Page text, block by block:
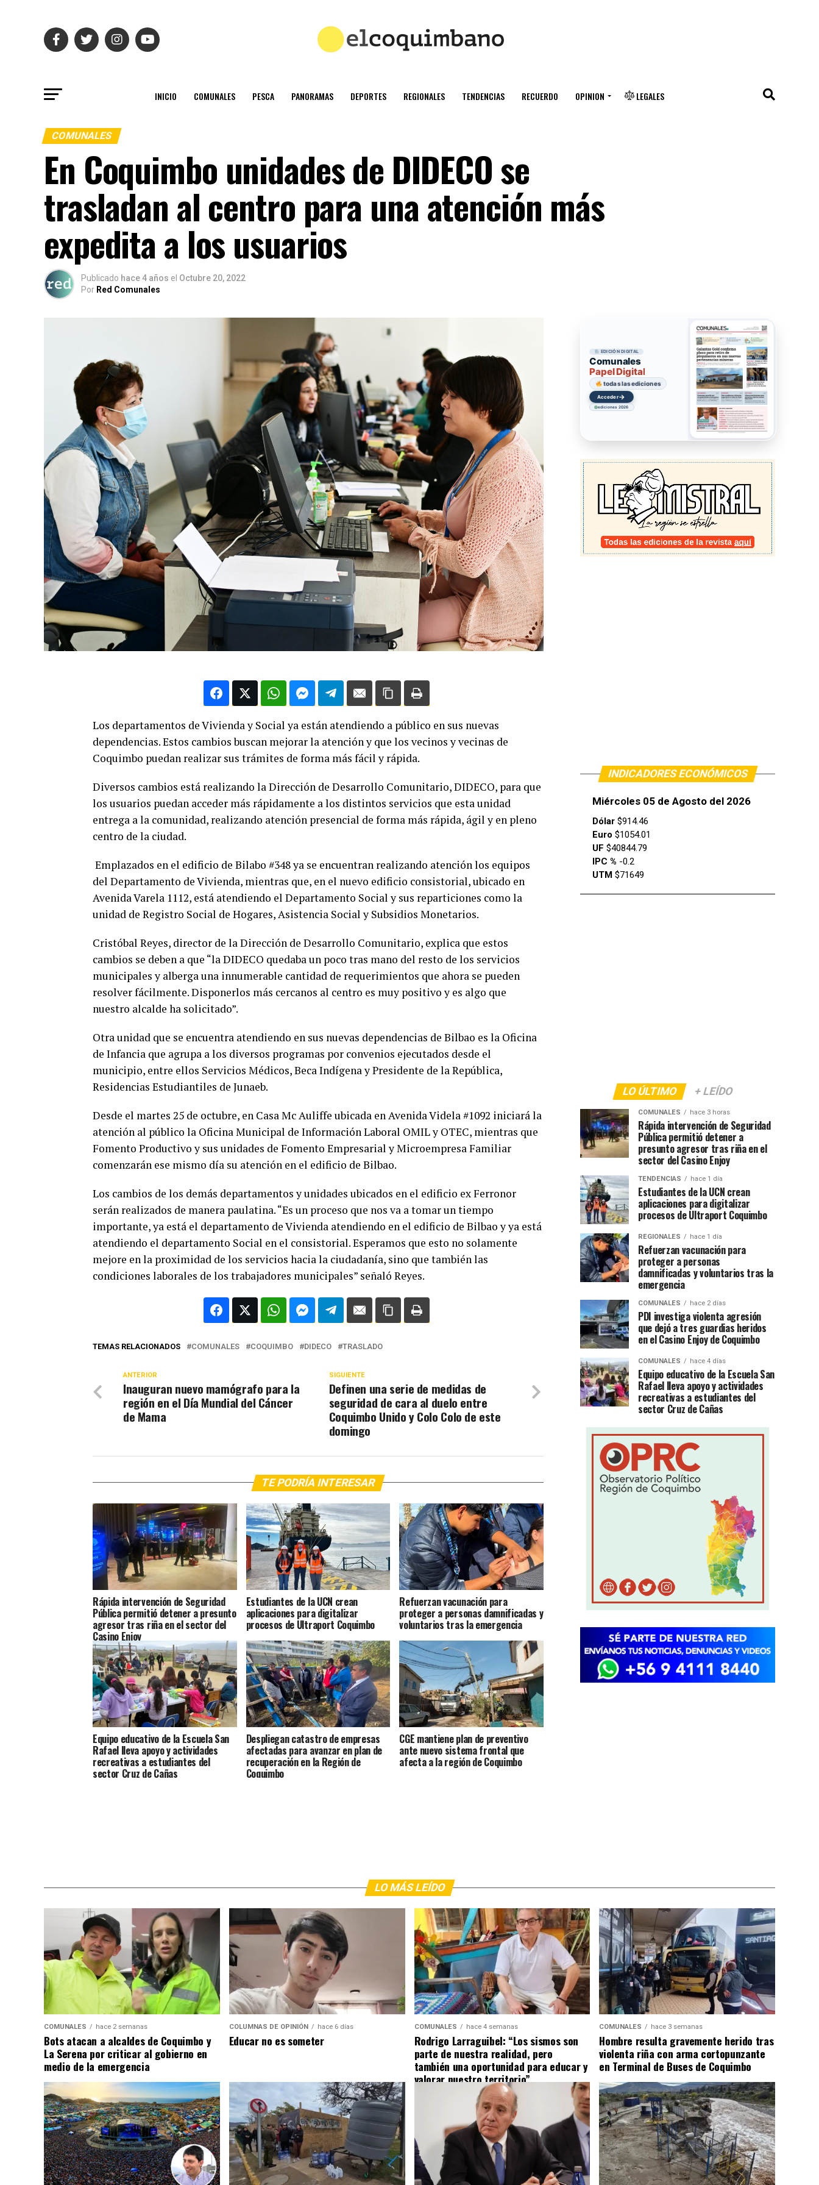
INICIO COMUNALES PESCA PANORAMAS DEPORTES REGIONALES TENDENCIAS RECUERDO OPINION LEGALES
COMUNALES
En Coquimbo unidades de DIDECO se
trasladan al centro para una atención más
expedita a los usuarios
Publicado hace 4 años el Octubre 20, 2022
Por Red Comunales
Los departamentos de Vivienda y Social ya están atendiendo a público en sus nuevas
dependencias. Estos cambios buscan mejorar la atención y que los vecinos y vecinas de
Coquimbo puedan realizar sus trámites de forma más fácil y rápida.
Diversos cambios está realizando la Dirección de Desarrollo Comunitario, DIDECO, para que
los usuarios puedan acceder más rápidamente a los distintos servicios que esta unidad
entrega a la comunidad, realizando atención presencial de forma más rápida, ágil y en pleno
centro de la ciudad.
Emplazados en el edificio de Bilabo #348 ya se encuentran realizando atención los equipos
del Departamento de Vivienda, mientras que, en el nuevo edificio consistorial, ubicado en
Avenida Varela 1112, está atendiendo el Departamento Social y sus reparticiones como la
unidad de Registro Social de Hogares, Asistencia Social y Subsidios Monetarios.
Cristóbal Reyes, director de la Dirección de Desarrollo Comunitario, explica que estos
cambios se deben a que “la DIDECO quedaba un poco tras mano del resto de los servicios
municipales y alberga una innumerable cantidad de requerimientos que ahora se pueden
resolver fácilmente. Disponerlos más cercanos al centro es muy positivo y es algo que
nuestro alcalde ha solicitado”.
Otra unidad que se encuentra atendiendo en sus nuevas dependencias de Bilbao es la Oficina
de Infancia que agrupa a los diversos programas por convenios ejecutados desde el
municipio, entre ellos Servicios Médicos, Beca Indígena y Presidente de la República,
Residencias Estudiantiles de Junaeb.
Desde el martes 25 de octubre, en Casa Mc Auliffe ubicada en Avenida Videla #1092 iniciará la
atención al público la Oficina Municipal de Información Laboral OMIL y OTEC, mientras que
Fomento Productivo y sus unidades de Fomento Empresarial y Microempresa Familiar
comenzarán ese mismo día su atención en el edificio de Bilbao.
Los cambios de los demás departamentos y unidades ubicados en el edificio ex Ferronor
serán realizados de manera paulatina. “Es un proceso que nos va a tomar un tiempo
importante, ya está el departamento de Vivienda atendiendo en el edificio de Bilbao y ya está
atendiendo el departamento Social en el consistorial. Esperamos que esto no solamente
mejore en la proximidad de los servicios hacia la ciudadanía, sino que también las
condiciones laborales de los trabajadores municipales” señaló Reyes.
TEMAS RELACIONADOS COMUNALES COQUIMBO DIDECO TRASLADO
SIGUIENTE
Definen una serie de medidas de
seguridad de cara al duelo entre
Coquimbo Unido y Colo Colo de este
domingo
ANTERIOR
Inauguran nuevo mamógrafo para la
región en el Día Mundial del Cáncer
de Mama
TE PODRÍA INTERESAR
Rápida intervención de Seguridad
Pública permitió detener a presunto
agresor tras riña en el sector del
Casino Enjoy
Estudiantes de la UCN crean
aplicaciones para digitalizar
procesos de Ultraport Coquimbo
Refuerzan vacunación para
proteger a personas damnificadas y
voluntarios tras la emergencia
Equipo educativo de la Escuela San
Rafael lleva apoyo y actividades
recreativas a estudiantes del
sector Cruz de Cañas
Despliegan catastro de empresas
afectadas para avanzar en plan de
recuperación en la Región de
Coquimbo
CGE mantiene plan de preventivo
ante nuevo sistema frontal que
afecta a la región de Coquimbo
EDICIÓN DIGITAL
Comunales
Papel Digital
todas las ediciones
Acceder→
ediciones 2026
INDICADORES ECONÓMICOS
Miércoles 05 de Agosto del 2026
Dólar $914.46
Euro $1054.01
UF $40844.79
IPC % -0.2
UTM $71649
LO ÚLTIMO + LEÍDO
COMUNALES hace 3 horas
Rápida intervención de Seguridad
Pública permitió detener a
presunto agresor tras riña en el
sector del Casino Enjoy
TENDENCIAS hace 1 día
Estudiantes de la UCN crean
aplicaciones para digitalizar
procesos de Ultraport Coquimbo
REGIONALES hace 1 día
Refuerzan vacunación para
proteger a personas
damnificadas y voluntarios tras la
emergencia
COMUNALES hace 2 días
PDI investiga violenta agresión
que dejó a tres guardias heridos
en el Casino Enjoy de Coquimbo
COMUNALES hace 4 días
Equipo educativo de la Escuela San
Rafael lleva apoyo y actividades
recreativas a estudiantes del
sector Cruz de Cañas
LO MÁS LEÍDO
COMUNALES hace 2 semanas
Bots atacan a alcaldes de Coquimbo y
La Serena por criticar al gobierno en
medio de la emergencia
COLUMNAS DE OPINIÓN hace 6 días
Educar no es someter
COMUNALES hace 4 semanas
Rodrigo Larraguibel: “Los sismos son
parte de nuestra realidad, pero
también una oportunidad para educar y
valorar nuestro territorio”
COMUNALES hace 3 semanas
Hombre resulta gravemente herido tras
violenta riña con arma cortopunzante
en Terminal de Buses de Coquimbo